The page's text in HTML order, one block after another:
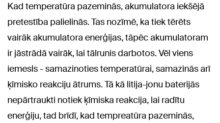
Kad temperatūra pazeminās, akumulatora iekšējā
pretestība palielinās. Tas nozīmē, ka tiek tērēts
vairāk akumulatora enerģijas, tāpēc akumulatoram
ir jāstrādā vairāk, lai tālrunis darbotos. Vēl viens
iemesls - samazinoties temperatūrai, samazinās arī
ķīmisko reakciju ātrums. Tā kā litija-jonu baterijās
nepārtraukti notiek ķīmiska reakcija, lai radītu
enerģiju, tad brīdī, kad tempreatūra pazeminās,